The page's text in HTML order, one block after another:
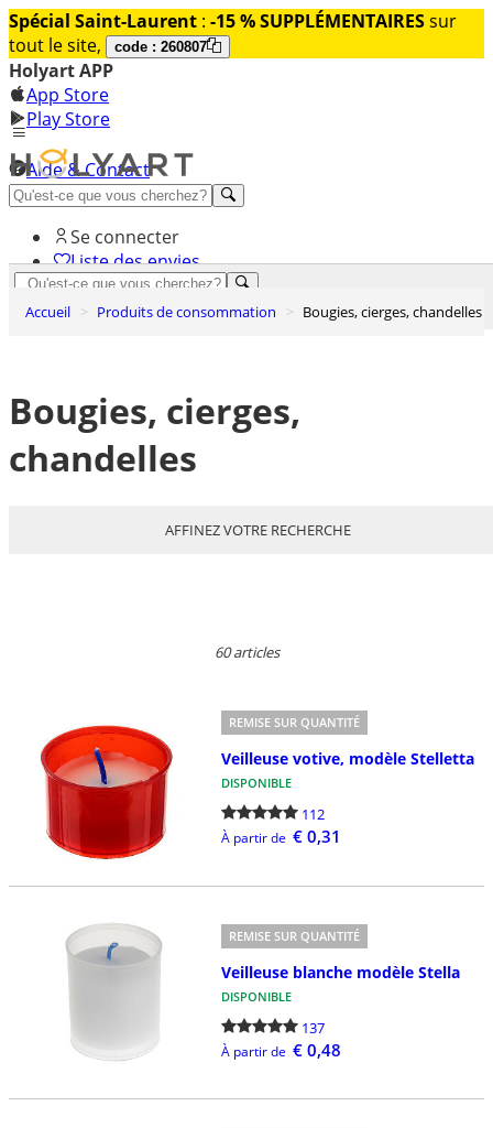
Spécial Saint-Laurent : -15 % SUPPLÉMENTAIRESsur
tout le site,
code : 260807
Holyart APP
App Store
Play Store
Aide & Contact
Découvrez Premium
Se connecter
Liste des envies
Panier
Accueil Produits de consommation Bougies, cierges, chandelles
Bougies, cierges,
chandelles
AFFINEZ VOTRE RECHERCHE
60 articles
REMISE SUR QUANTITÉ
Veilleuse votive, modèle Stelletta
DISPONIBLE
112
À partir de € 0,31
REMISE SUR QUANTITÉ
Veilleuse blanche modèle Stella
DISPONIBLE
137
À partir de € 0,48